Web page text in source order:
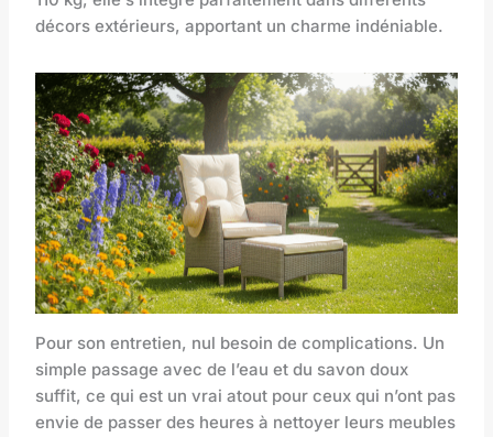
décors extérieurs, apportant un charme indéniable.
Pour son entretien, nul besoin de complications. Un
simple passage avec de l’eau et du savon doux
suffit, ce qui est un vrai atout pour ceux qui n’ont pas
envie de passer des heures à nettoyer leurs meubles